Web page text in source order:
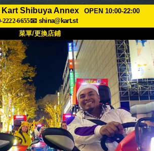
Kart Shibuya Annex
OPEN 10:00-22:00
2222-6655📧 shina@kart.st
菜單/更換店鋪
規格 價格
顧客聲音 常見問題
預訂
更換店鋪
東京秋葉原#1